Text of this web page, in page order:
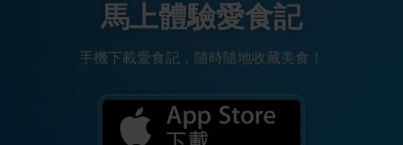
馬上體驗愛食記
手機下載愛食記，隨時隨地收藏美食！